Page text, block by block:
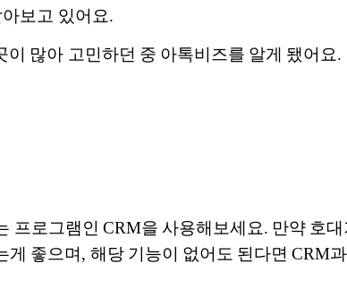
보고 있어요.
많아 고민하던 중 아톡비즈를 알게 됐어요.
프로그램인 CRM을 사용해보세요. 만약 호
좋으며, 해당 기능이 없어도 된다면 CRM